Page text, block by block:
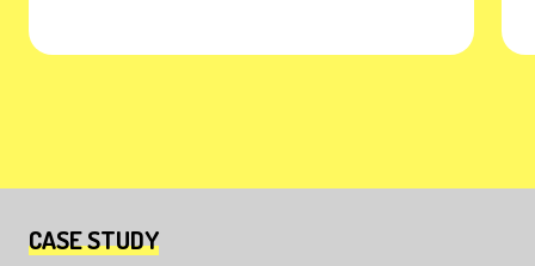
CASE STUDY